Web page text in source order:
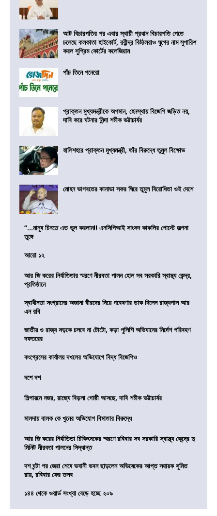
আট বিচারপতির পর এবার স্থায়ী প্রধান বিচারপতি পেতে
চলেছে কলকাতা হাইকোর্ট, রবীন্দ্র বিঠ্ঠলরাও ঘুগের নাম সুপারিশ
করল সুপ্রিম কোর্টের কলেজিয়াম
পাঁচ তিনে পনেরো
প্রাক্তন মুখ্যমন্ত্রীকে অপমান, হেনস্থায় বিজেপি জড়িত নয়,
দাবি করে ঘটনার নিন্দা শমীক ভট্টাচার্যর
হালিশহরে প্রাক্তন মুখ্যমন্ত্রী, তাঁর বিরুদ্ধে তুমুল বিক্ষোভ
মোহন ভাগবতের কানাডা সফর ঘিরে তুমুল বিরোধিতা ওই দেশে
“…মানুষ চিনতে এত ভুল করলাম!! এনসিপিআই সাংসদ কাকলির পোস্টে জল্পনা
তুঙ্গে
আরো ১২
আর জি করের নির্যাতিতার স্মরণে নীরবতা পালন হোল সব সরকারি স্বাস্থ্য কেন্দ্র,
প্রতিষ্ঠানে
স্বাধীনতা সংগ্রামের অজানা বীরদের নিয়ে গবেষণার ডাক দিলেন রাজ্যপাল আর
এন রবি
জাতীয় ও রাজ্য সড়কে চলবে না টোটো, কড়া পুলিশি অভিযানের নির্দেশ পরিবহণ
দফতরের
কংগ্রেসের কার্যালয় দখলের অভিযোগে বিদ্ধ বিজেপিও
দশে দশ
শিল্পায়নে নজর, রাজ্যে বিড়লা গোষ্ঠী আসছে, দাবি শমীক ভট্টাচার্যর
মালদায় বালক কে খুনের অভিযোগ বিমাতার বিরুদ্ধে
আর জি করের নির্যাতিতা চিকিৎসকের স্মরণে রবিবার সব সরকারি স্বাস্থ্য কেন্দ্রে দু
মিনিট নীরবতা পালনের সিদ্ধান্ত
দশ ঘন্টা পর জেরা শেষে ভবানী ভবন ছাড়লেন অভিষেকের আপ্ত সহায়ক সুমিত
রায়, রবিবার ফের তলব
১৪৪ থেকে ওয়ার্ড সংখ্যা বেড়ে হচ্ছে ২০৯